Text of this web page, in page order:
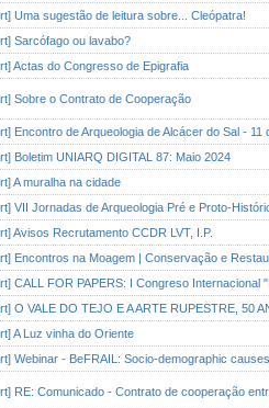
Uma sugestão de leitura sobre... Cleópatra!
Sarcófago ou lavabo?
Actas do Congresso de Epigrafia
Sobre o Contrato de Cooperação
Encontro de Arqueologia de Alcácer do Sal - 11
Boletim UNIARQ DIGITAL 87: Maio 2024
A muralha na cidade
VII Jornadas de Arqueologia Pré e Proto-
Avisos Recrutamento CCDR LVT, I.P.
Encontros na Moagem | Conservação e
CALL FOR PAPERS: I Congreso
O VALE DO TEJO E A ARTE RUPESTRE, 50
A Luz vinha do Oriente
Webinar - BeFRAIL: Socio-demographic
RE: Comunicado - Contrato de cooperação